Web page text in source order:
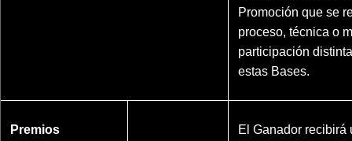
Promoción que se
proceso, técnica o
participación
estas Bases.
Premios
El Ganador recibirá